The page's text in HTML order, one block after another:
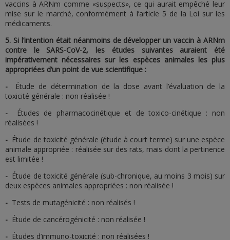
vaccins à ARNm comme «suspects», ce qui aurait empêché leur
mise sur le marché, conformément à l’article 5 de la Loi sur les
médicaments.
5. Si l’intention était néanmoins de développer un vaccin à ARNm
contre le SARS-CoV-2, les études suivantes auraient été
impérativement nécessaires sur les espèces animales les plus
appropriées d’un point de vue scientifique :
- Étude de détermination de la dose avant l’évaluation de la
toxicité générale : non réalisée !
-
Études de pharmacocinétique et de toxico-cinétique : non
réalisées !
- Étude de toxicité générale (étude à court terme) sur une espèce
animale appropriée : réalisée sur des rats, mais dont la pertinence
est limitée !
- Étude de toxicité générale (sub-chronique, au moins 3 mois) sur
deux espèces animales appropriées : non réalisée !
- Tests de mutagénicité : non réalisés !
- Étude de cancérogénicité : non réalisée !
- Études d’immuno-toxicité : non réalisées !